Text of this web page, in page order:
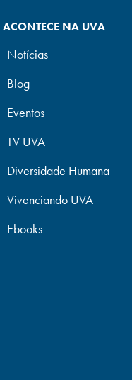
ACONTECE NA UVA
Notícias
Blog
Eventos
TV UVA
Diversidade Humana
Vivenciando UVA
Ebooks